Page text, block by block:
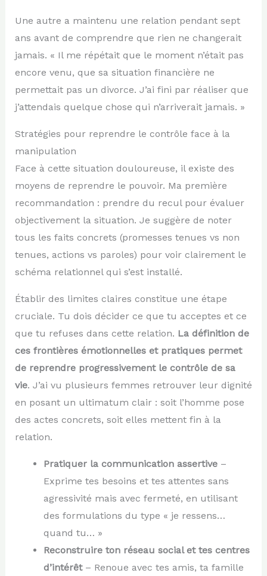
Une autre a maintenu une relation pendant sept
ans avant de comprendre que rien ne changerait
jamais. « Il me répétait que le moment n’était pas
encore venu, que sa situation financière ne
permettait pas un divorce. J’ai fini par réaliser que
j’attendais quelque chose qui n’arriverait jamais. »
Stratégies pour reprendre le contrôle face à la
manipulation
Face à cette situation douloureuse, il existe des
moyens de reprendre le pouvoir. Ma première
recommandation : prendre du recul pour évaluer
objectivement la situation. Je suggère de noter
tous les faits concrets (promesses tenues vs non
tenues, actions vs paroles) pour voir clairement le
schéma relationnel qui s’est installé.
Établir des limites claires constitue une étape
cruciale. Tu dois décider ce que tu acceptes et ce
que tu refuses dans cette relation. La définition de
ces frontières émotionnelles et pratiques permet
de reprendre progressivement le contrôle de sa
vie. J’ai vu plusieurs femmes retrouver leur dignité
en posant un ultimatum clair : soit l’homme pose
des actes concrets, soit elles mettent fin à la
relation.
Pratiquer la communication assertive–
Exprime tes besoins et tes attentes sans
agressivité mais avec fermeté, en utilisant
des formulations du type « je ressens…
quand tu… »
Reconstruire ton réseau social et tes centres
d’intérêt– Renoue avec tes amis, ta famille